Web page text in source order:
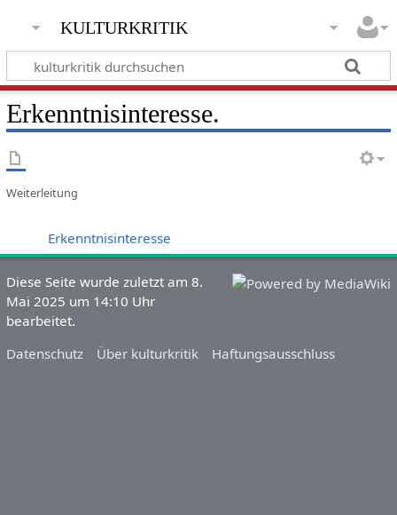
kulturkritik
Erkenntnisinteresse.
Weiterleitung
Erkenntnisinteresse
Diese Seite wurde zuletzt am 8.
Mai 2025 um 14:10 Uhr
bearbeitet.
Datenschutz
Über kulturkritik Haftungsausschluss